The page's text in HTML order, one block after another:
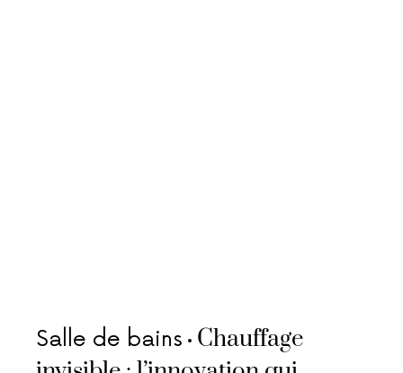
Salle de bains
Chauffage